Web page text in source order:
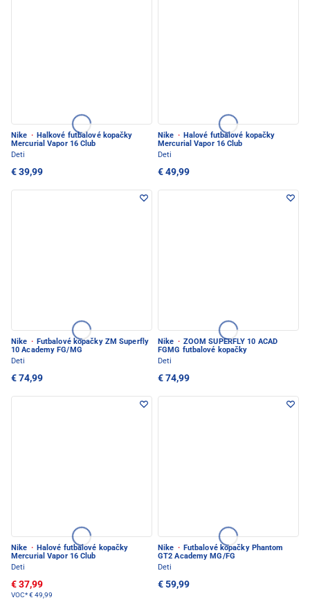
Nike · Halkové futbalové kopačky
Mercurial Vapor 16 Club
Deti
€ 39,99
Nike · Halové futbalové kopačky
Mercurial Vapor 16 Club
Deti
€ 49,99
Nike · Futbalové kopačky ZM Superfly
10 Academy FG/MG
Deti
€ 74,99
Nike · ZOOM SUPERFLY 10 ACAD
FGMG futbalové kopačky
Deti
€ 74,99
Nike · Halové futbalové kopačky
Mercurial Vapor 16 Club
Deti
€ 37,99
VOC*€ 49,99
Nike · Futbalové kopačky Phantom
GT2 Academy MG/FG
Deti
€ 59,99